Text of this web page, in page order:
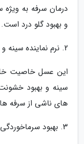
درمان سرفه به
و بهبود گلو درد است.
2. نرم نماینده سینه و بهبود اسپاسم
این عسل خاصیت
سینه و بهبود
های ناشی از سرفه
3. بهبود سرماخوردگی